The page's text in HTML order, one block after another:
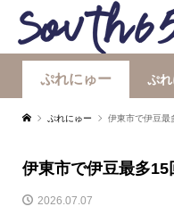
ぷれにゅー ぷ
ぷれにゅー 伊東市で伊豆最
伊東市で伊豆最多
2026.07.07